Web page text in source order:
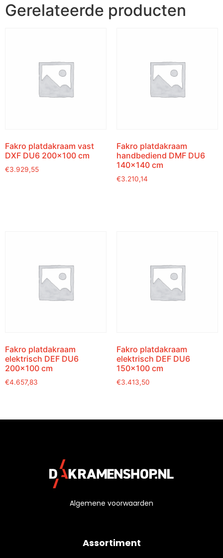
Gerelateerde producten
Fakro platdakraam vast
DXF DU6 200×100 cm
€3.929,55
Fakro platdakraam
handbediend DMF DU6
140×140 cm
€3.210,14
Fakro platdakraam
elektrisch DEF DU6
200×100 cm
€4.657,83
Fakro platdakraam
elektrisch DEF DU6
150×100 cm
€3.413,50
Algemene voorwaarden
Assortiment